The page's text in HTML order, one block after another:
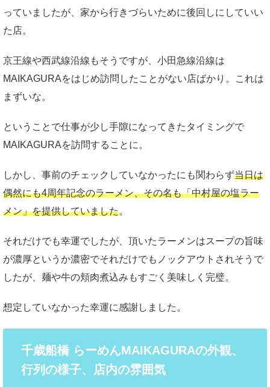
っていましたが、家から行きづらいために後回しにしていい
た店。
京王線や西武線沿線もそうですが、小田急線沿線は
MAIKAGURAをはじめ訪問したことがない店ばかり。これは
まずいな。
ということで仕事が少し手隙になってきたタイミングで
MAIKAGURAを訪問することに。
しかし、事前のチェックしていなかったにも関わらず当日は
偶然にも4周年記念のラーメン、その名も「中村屋の塩ラー
メン」を提供していました。
それだけでも幸運でしたが、頂いたラーメンはスープの旨味
が濃厚というか濃密でそれだけでもノックアウトされそうで
したが、麺や牛の頬肉煮込みもすごく美味しく完璧。
想定していなかった幸運に感謝しました。
千歳船橋 らーめんMAIKAGURAの外観、
行列の様子、店内の雰囲気